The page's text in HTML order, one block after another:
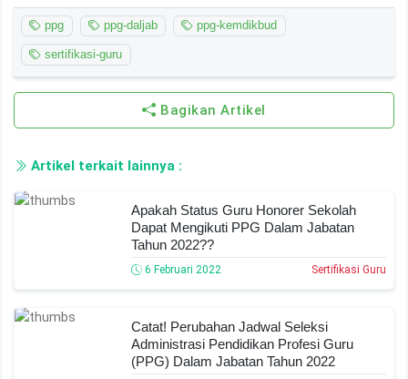
ppg ppg-daljab ppg-kemdikbud
sertifikasi-guru
Bagikan Artikel
Artikel terkait lainnya :
Apakah Status Guru Honorer Sekolah
Dapat Mengikuti PPG Dalam Jabatan
Tahun 2022??
6 Februari 2022 Sertifikasi Guru
Catat! Perubahan Jadwal Seleksi
Administrasi Pendidikan Profesi Guru
(PPG) Dalam Jabatan Tahun 2022